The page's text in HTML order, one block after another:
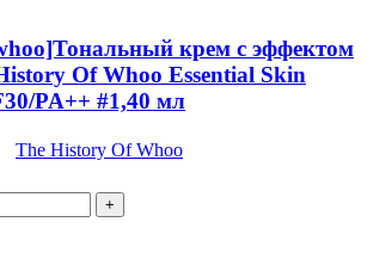
крем c эффектом
Of Whoo Essential Skin
PA++ #1,40 мл
The History Of Whoo